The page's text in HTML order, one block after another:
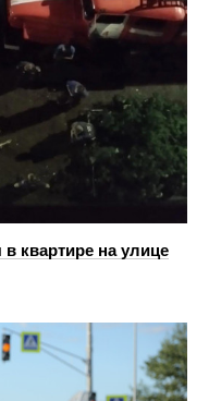
квартире на улице